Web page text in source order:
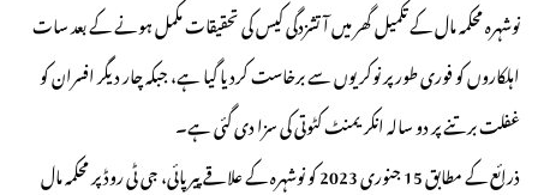
نوشہرہ محکمہ مال کے تکمیل گھر میں آتشزدگی کیس کی تحقیقات مکمل ہونے کے بعد سات
اہلکاروں کو فوری طور پر نوکریوں سے برخاست کردیا گیا ہے، جبکہ چار دیگر افسران کو
غفلت برتنے پر دو سالہ انکریمنٹ کٹوتی کی سزا دی گئی ہے۔
ذرائع کے مطابق 15 جنوری 2023 کو نوشہرہ کے علاقے پیرپائی، جی ٹی روڈ پر محکمہ مال